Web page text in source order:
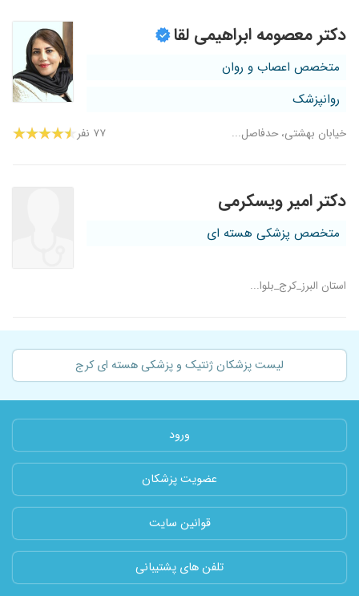
دکتر معصومه ابراهیمی لقا
متخصص اعصاب و روان
روانپزشک
خیابان بهشتی، حدفاصل... ۷۷ نفر
دکتر امیر ویسکرمی
متخصص پزشکی هسته ای
استان البرز_کرج_بلوا...
لیست پزشکان ژنتیک و پزشکی هسته ای کرج
ورود
عضویت پزشکان
قوانین سایت
تلفن های پشتیبانی